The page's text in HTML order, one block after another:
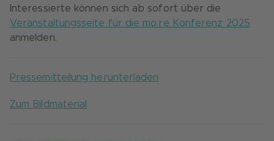
Interessierte können sich ab sofort über die
Veranstaltungsseite für die mo:re Konferenz 2025
anmelden.
Pressemitteilung herunterladen
Zum Bildmaterial